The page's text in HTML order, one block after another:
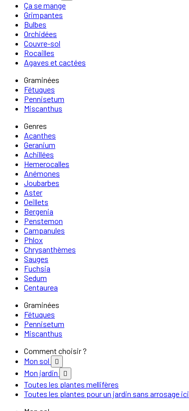
Ça se mange
Grimpantes
Bulbes
Orchidées
Couvre-sol
Rocailles
Agaves et cactées
Graminées
Fétuques
Pennisetum
Miscanthus
Genres
Acanthes
Geranium
Achillées
Hemerocalles
Anémones
Joubarbes
Aster
Oeillets
Bergenia
Penstemon
Campanules
Phlox
Chrysanthèmes
Sauges
Fuchsia
Sedum
Centaurea
Graminées
Fétuques
Pennisetum
Miscanthus
Comment choisir ?
Mon sol

Mon jardin 
Toutes les plantes mellifères
Toutes les plantes pour un jardin sans arrosage ici